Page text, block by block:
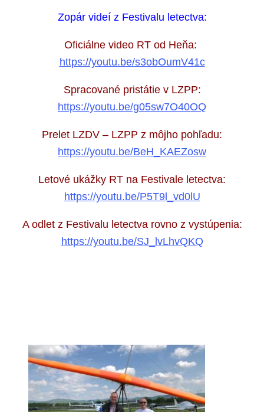
Zopár videí z Festivalu letectva:
Oficiálne video RT od Heňa:
https://youtu.be/s3obOumV41c
Spracované pristátie v LZPP:
https://youtu.be/g05sw7O40OQ
Prelet LZDV – LZPP z môjho pohľadu:
https://youtu.be/BeH_KAEZosw
Letové ukážky RT na Festivale letectva:
https://youtu.be/P5T9l_vd0lU
A odlet z Festivalu letectva rovno z vystúpenia:
https://youtu.be/SJ_lvLhvQKQ